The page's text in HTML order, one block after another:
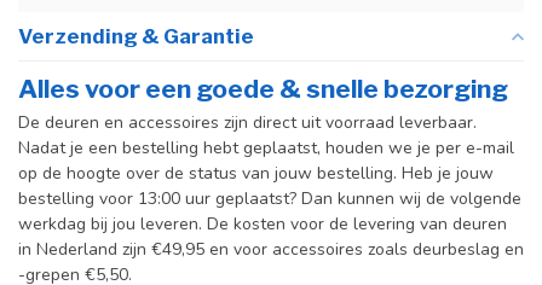
Verzending & Garantie
Alles voor een goede & snelle bezorging
De deuren en accessoires zijn direct uit voorraad leverbaar.
Nadat je een bestelling hebt geplaatst, houden we je per e-mail
op de hoogte over de status van jouw bestelling. Heb je jouw
bestelling voor 13:00 uur geplaatst? Dan kunnen wij de volgende
werkdag bij jou leveren. De kosten voor de levering van deuren
in Nederland zijn €49,95 en voor accessoires zoals deurbeslag en
-grepen €5,50.